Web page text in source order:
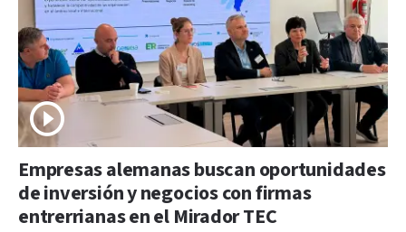
Empresas alemanas buscan oportunidades
de inversión y negocios con firmas
entrerrianas en el Mirador TEC